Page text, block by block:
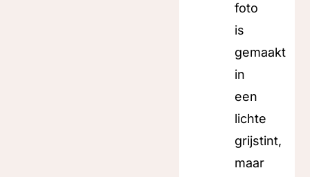
foto
is
gemaakt
in
een
lichte
grijstint,
maar